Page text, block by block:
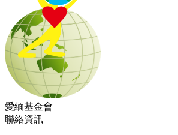
愛緬基金會
聯絡資訊